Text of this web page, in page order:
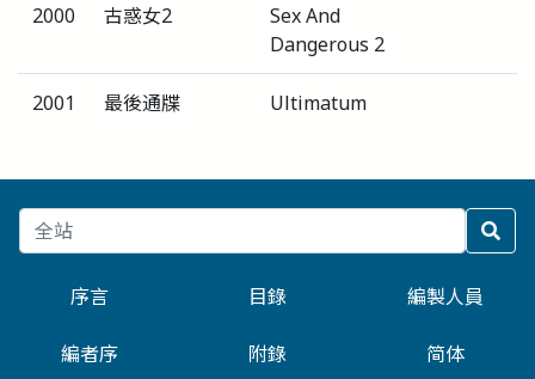
2000 古惑女2
Sex And
Dangerous 2
2001 最後通牒 Ultimatum
序言 目錄 編製人員
編者序 附錄 简体